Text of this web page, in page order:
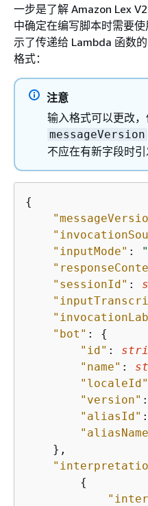
一步是了解 Amazon Lex
中确定在编写脚本时需要
示了传递给 Lambda 函数
格式：
注意
输入格式可以更改
messageVersion
不应在有新字段时引
{
"inputMode" :
"sessionId" :
"bot" : {
"id" :
"name" :
"localeId"
"version"
"aliasId"
    },
{